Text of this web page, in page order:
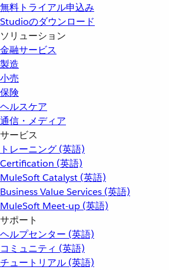
無料トライアル申込み
Studioのダウンロード
ソリューション
金融サービス
製造
小売
保険
ヘルスケア
通信・メディア
サービス
トレーニング (英語)
Certification (英語)
MuleSoft Catalyst (英語)
Business Value Services (英語)
MuleSoft Meet-up (英語)
サポート
ヘルプセンター (英語)
コミュニティ (英語)
チュートリアル (英語)